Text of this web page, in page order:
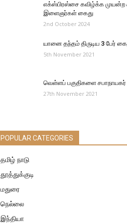
எக்ஸ்பிரஸ்சை கவிழ்க்க முயன்ற
இளைஞர்கள் கைது
2nd October 2024
யானை தந்தம் திருடிய 3 பேர்
5th November 2021
வெள்ளப் பகுதிகளை
27th November 2021
POPULAR CATEGORIES
தமிழ் நாடு
தூத்துக்குடி
மதுரை
நெல்லை
இந்தியா